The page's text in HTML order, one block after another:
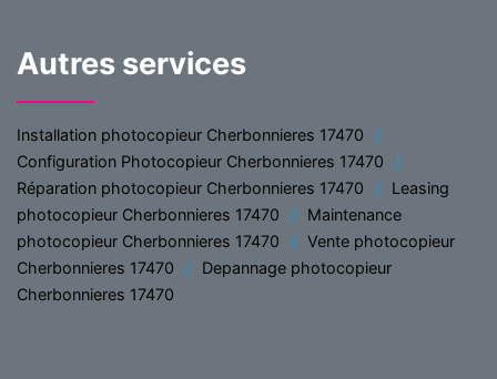
Autres services
Installation photocopieur Cherbonnieres 17470
Configuration Photocopieur Cherbonnieres 17470
Réparation photocopieur Cherbonnieres 17470
Leasing
photocopieur Cherbonnieres 17470
Maintenance
photocopieur Cherbonnieres 17470
Vente photocopieur
Cherbonnieres 17470
Depannage photocopieur
Cherbonnieres 17470